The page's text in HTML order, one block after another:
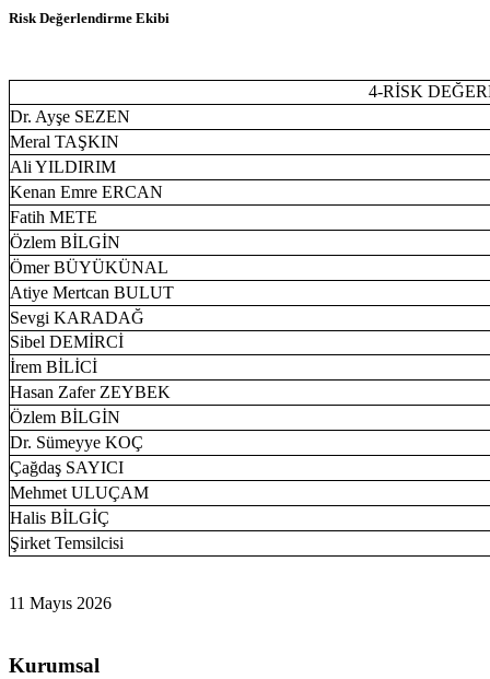
Risk Değerlendirme Ekibi
4-RİSK
Dr. Ayşe SEZEN
Meral TAŞKIN
Ali YILDIRIM
Kenan Emre ERCAN
Fatih METE
Özlem BİLGİN
Ömer BÜYÜKÜNAL
Atiye Mertcan BULUT
Sevgi KARADAĞ
Sibel DEMİRCİ
İrem BİLİCİ
Hasan Zafer ZEYBEK
Özlem BİLGİN
Dr. Sümeyye KOÇ
Çağdaş SAYICI
Mehmet ULUÇAM
Halis BİLGİÇ
Şirket Temsilcisi
11 Mayıs 2026
Kurumsal